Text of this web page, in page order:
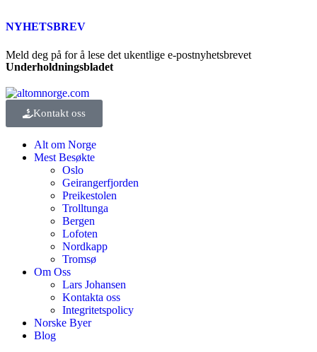
NYHETSBREV
Meld deg på for å lese det ukentlige e-postnyhetsbrevet
Underholdningsbladet
Kontakt oss
Alt om Norge
Mest Besøkte
Oslo
Geirangerfjorden
Preikestolen
Trolltunga
Bergen
Lofoten
Nordkapp
Tromsø
Om Oss
Lars Johansen
Kontakta oss
Integritetspolicy
Norske Byer
Blog